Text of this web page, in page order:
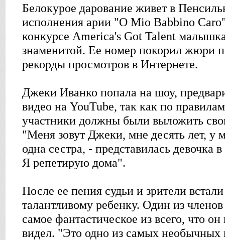
Белокурое дарование живет в
исполнения арии "O Mio Babbino
конкурсе America's Got Talent
знаменитой. Ее номер покорил жюри
рекорды просмотров в Интернете.
Джеки Иванко попала на шоу,
видео на YouTube, так как по
участники должны были выложить
"Меня зовут Джеки, мне десять лет, у
одна сестра, - представилась девочка
Я репетирую дома".
После ее пения судьи и зрители
талантливому ребенку. Один из
самое фантастическое из всего, что
видел. "Это одно из самых необычных